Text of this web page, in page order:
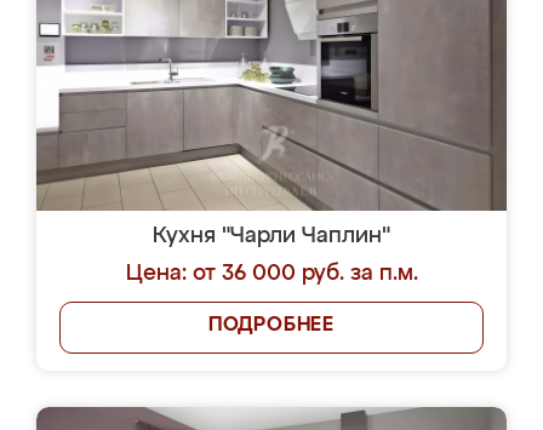
Кухня "Чарли Чаплин"
Цена: от 36 000 руб. за п.м.
ПОДРОБНЕЕ